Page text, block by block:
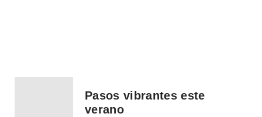
Pasos vibrantes este
verano